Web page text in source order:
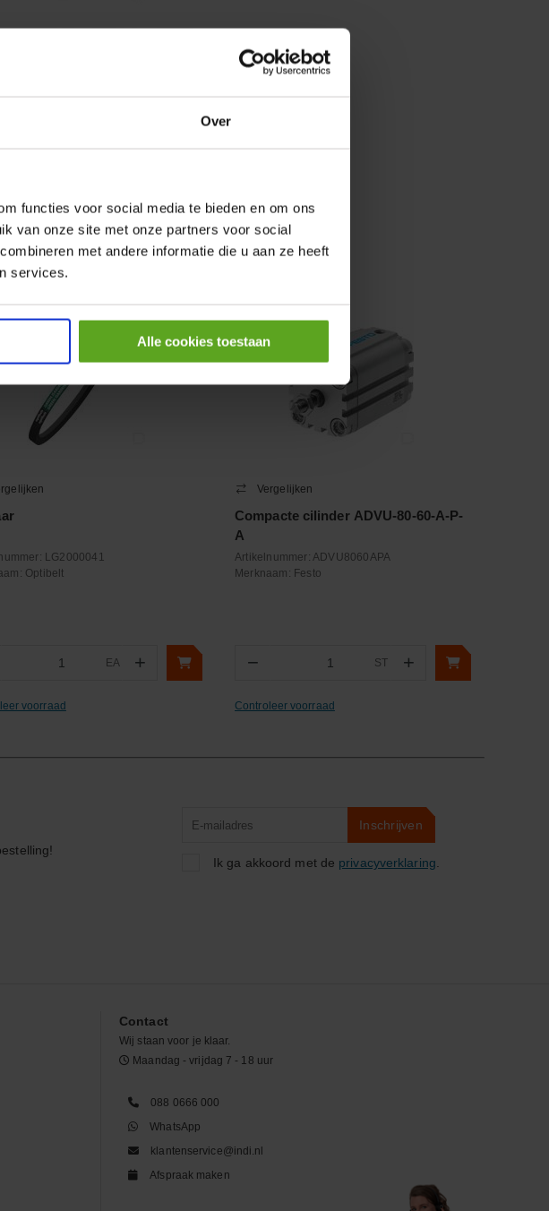
Over
functies voor social media te bieden en om ons
van onze site met onze partners voor social
met andere informatie die u aan ze heeft
services.
Alle cookies toestaan
Emmegi
LG2000041
Optibelt
EA +
voorraad
Vergelijken
Compacte cilinder ADVU-80-60-A-P-
A
Artikelnummer: ADVU8060APA
Merknaam: Festo
− ST +
Controleer voorraad
Inschrijven
Ik ga akkoord met de privacyverklaring
Contact
Wij staan voor je klaar.
Maandag - vrijdag 7 - 18 uur
088 0666 000
WhatsApp
klantenservice@indi.nl
Afspraak maken